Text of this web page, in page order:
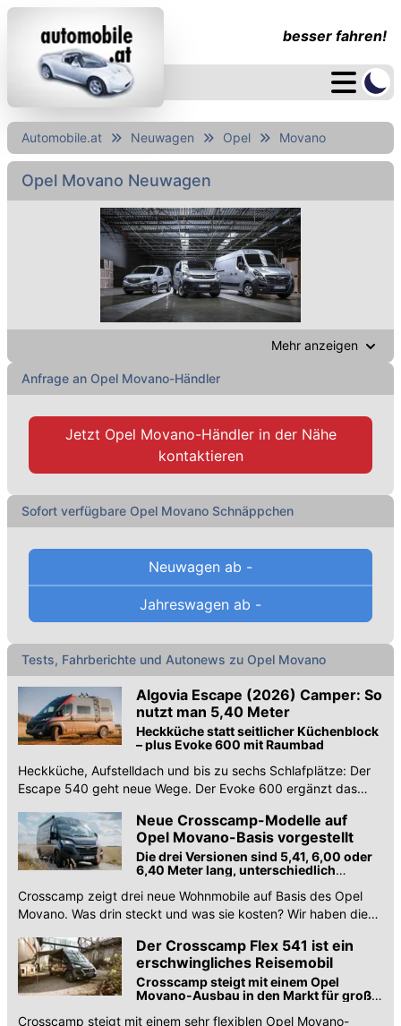
besser fahren!
Automobile.at Neuwagen Opel Movano
Opel Movano Neuwagen
Autokauf leicht gemacht: Preise, technische Daten,
Verbrauch, Abmessungen, Ausstattungen etc. von
beste Auto kaufen!
Hier finden Sie die Preisliste und die Datenblätter
sämtlicher31 Opel Movano-Modellvarianten, die
momentan im Oktober 2022 in Österreich als
Neuwagen erhältlich sind.
Darunter befinden sich4 PKW-Variantenund27
Nutzfahrzeug-Varianten.
Stöbern Sie auch in unserem Angebot an günstigen
Opel Movano Gebrauchtwagen.
Mehr anzeigen
Anfrage an Opel Movano-Händler
Jetzt Opel Movano-Händlerin der Nähe
kontaktieren
Sofort verfügbare Opel Movano Schnäppchen
Neuwagen ab -
Jahreswagen ab -
Tests, Fahrberichte und Autonews zu Opel Movano
Algovia Escape (2026) Camper: So
nutzt man 5,40 Meter
Heckküche statt seitlicher Küchenblock
– plus Evoke 600 mit Raumbad
Heckküche, Aufstelldach und bis zu sechs Schlafplätze: Der
Escape 540 geht neue Wege. Der Evoke 600 ergänzt das
Neue Crosscamp-Modelle auf
Opel Movano-Basis vorgestellt
Die drei Versionen sind 5,41, 6,00 oder
6,40 Meter lang, unterschiedlich
bei 49.999 Euro ...
Crosscamp zeigt drei neue Wohnmobile auf Basis des Opel
Movano. Was drin steckt und was sie kosten? Wir haben die
Der Crosscamp Flex 541 ist ein
erschwingliches Reisemobil
Crosscamp steigt mit einem Opel
Movano-Ausbau in den Markt für große
Crosscamp steigt mit einem sehr flexiblen Opel Movano-